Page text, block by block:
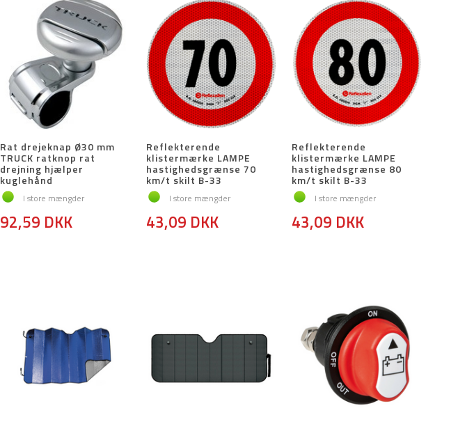
Rat drejeknap Ø30 mm
TRUCK ratknop rat
drejning hjælper
kuglehånd
I store mængder
92,59 DKK
Reflekterende
klistermærke LAMPE
hastighedsgrænse 70
km/t skilt B-33
I store mængder
43,09 DKK
Reflekterende
klistermærke LAMPE
hastighedsgrænse 80
km/t skilt B-33
I store mængder
43,09 DKK